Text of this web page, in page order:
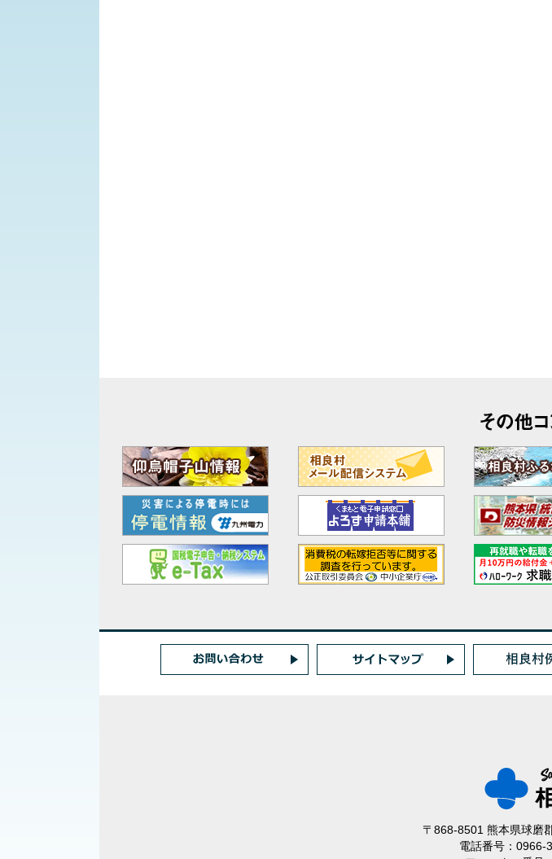
〒868-8501 熊本県球磨
電話番号：0966-